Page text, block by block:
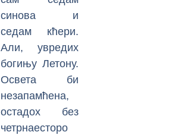
синова и
седам кћери.
Али, увредих
богињу Летону.
Освета би
незапамћена,
остадох без
четрнаесторо